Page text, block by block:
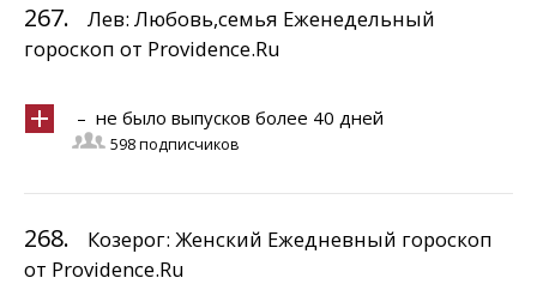
267.
Лев: Любовь,семья Еженедельный
гороскоп от Providence.Ru
– не было выпусков более 40 дней
598 подписчиков
268.
Козерог: Женский Ежедневный гороскоп
от Providence.Ru